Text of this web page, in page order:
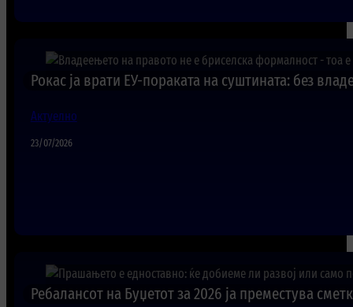
Рокас ја врати ЕУ-пораката на суштината: без
Актуелно
23/07/2026
Ребалансот на Буџетот за 2026 ја преместува